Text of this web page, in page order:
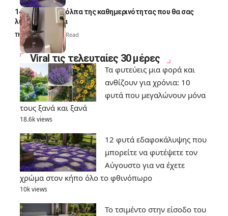
14 πανέξυπνα κόλπα της καθημερινότητας που θα σας
λύσουν τα χέρια
Thali Ombre 6 Min Read
Viral τις τελευταίες 30 μέρες
Τα φυτεύεις μια φορά και
ανθίζουν για χρόνια: 10
φυτά που μεγαλώνουν μόνα
τους ξανά και ξανά
18.6k views
12 φυτά εδαφοκάλυψης που
μπορείτε να φυτέψετε τον
Αύγουστο για να έχετε
χρώμα στον κήπο όλο το φθινόπωρο
10k views
Το τσιμέντο στην είσοδο του